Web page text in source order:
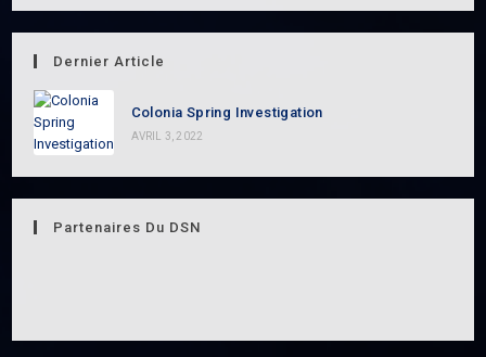
Dernier Article
Colonia Spring Investigation
AVRIL 3, 2022
Partenaires Du DSN